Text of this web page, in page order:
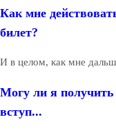
Как мне
билет?
И в целом, как мне
Могу ли я
вступ...